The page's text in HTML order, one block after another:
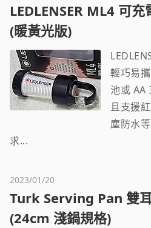
LEDLENSER ML4 可
(暖黃光版)
輕巧易
池或 AA
且支援
塵防水
求...
2023/01/20
Turk Serving Pan 雙
(24cm 淺鍋規格)